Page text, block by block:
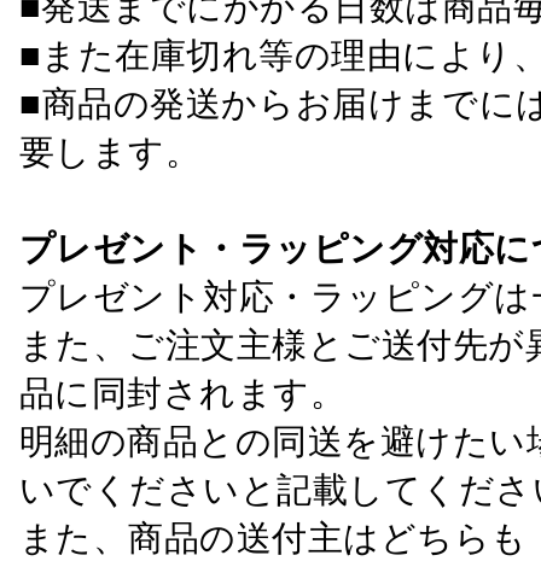
■また在庫切れ等の理由により
■商品の発送からお届けまでに
要します。
プレゼント・ラッピング対応
プレゼント対応・ラッピング
また、ご注文主様とご送付先
品に同封されます。
明細の商品との同送を避けた
いでくださいと記載してくださ
また、商品の送付主はどちら